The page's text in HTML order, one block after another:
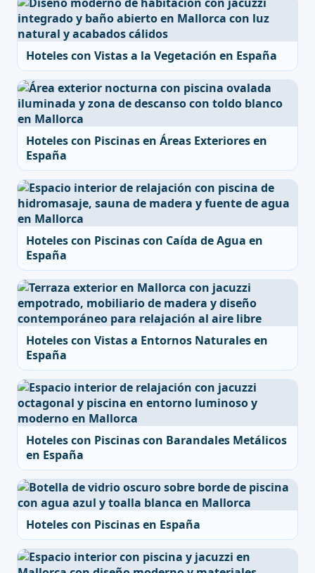
Hoteles con Vistas a la Vegetación en España
Hoteles con Piscinas en Áreas Exteriores en
España
Hoteles con Piscinas con Caída de Agua en
España
Hoteles con Vistas a Entornos Naturales en
España
Hoteles con Piscinas con Barandales Metálicos
en España
Hoteles con Piscinas en España